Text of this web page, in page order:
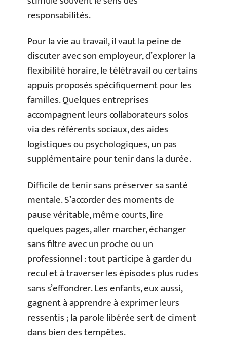
responsabilités.
Pour la vie au travail, il vaut la peine de
discuter avec son employeur, d’explorer la
flexibilité horaire, le télétravail ou certains
appuis proposés spécifiquement pour les
familles. Quelques entreprises
accompagnent leurs collaborateurs solos
via des référents sociaux, des aides
logistiques ou psychologiques, un pas
supplémentaire pour tenir dans la durée.
Difficile de tenir sans préserver sa santé
mentale. S’accorder des moments de
pause véritable, même courts, lire
quelques pages, aller marcher, échanger
sans filtre avec un proche ou un
professionnel : tout participe à garder du
recul et à traverser les épisodes plus rudes
sans s’effondrer. Les enfants, eux aussi,
gagnent à apprendre à exprimer leurs
ressentis ; la parole libérée sert de ciment
dans bien des tempêtes.